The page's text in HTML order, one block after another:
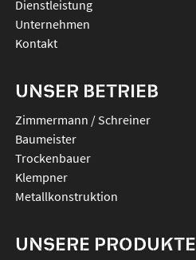
Dienstleistung
Unternehmen
Kontakt
UNSER BETRIEB
Zimmermann / Schreiner
Baumeister
Trockenbauer
Klempner
Metallkonstruktion
UNSERE PRODUKTE